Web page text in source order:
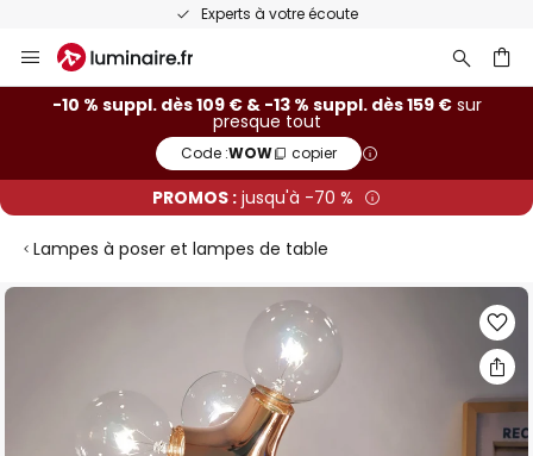
Experts à votre écoute
Allez
au
contenu
-10 % suppl. dès 109 € & -13 % suppl. dès 159 €sur
presque tout
Code :WOW copier
PROMOS : jusqu'à -70 %
Lampes à poser et lampes de table
Skip